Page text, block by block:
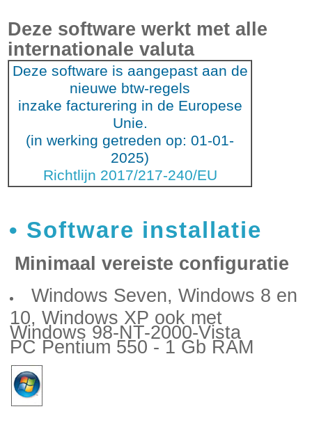
Deze software werkt met alle
internationale valuta
Deze software is aangepast aan de
nieuwe btw-regels
inzake facturering in de Europese
Unie.
(in werking getreden op: 01-01-
2025)
Richtlijn 2017/217-240/EU
Software installatie
Minimaal vereiste configuratie
Windows Seven, Windows 8 en
10, Windows XP ook met
Windows 98-NT-2000-Vista
PC Pentium 550 - 1 Gb RAM